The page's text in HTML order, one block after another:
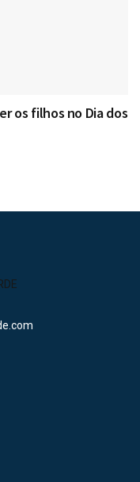
os filhos no Dia dos